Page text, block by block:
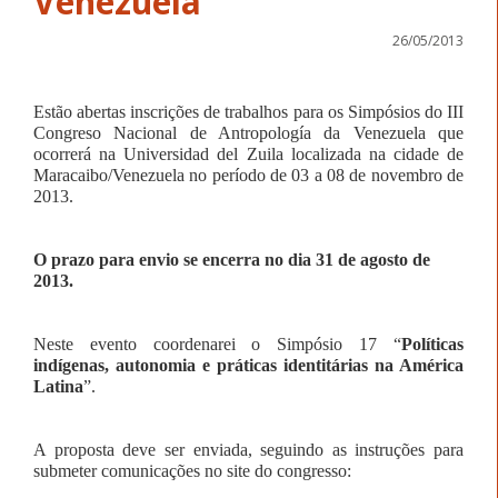
26/05/2013
Estão abertas inscrições de trabalhos para os Simpósios doIII
Congreso Nacional de Antropología da Venezuela que
ocorrerá na Universidad del Zuila localizada na cidade de
Maracaibo/Venezuela no período de 03 a 08 de novembro de
2013.
O prazo para envio se encerra no dia 31 de agosto de
2013.
Neste evento coordenarei o Simpósio 17 “Políticas
indígenas, autonomia e práticas identitárias na América
Latina”.
A proposta deve ser enviada, seguindo as instruções para
submeter comunicações no site do congresso: